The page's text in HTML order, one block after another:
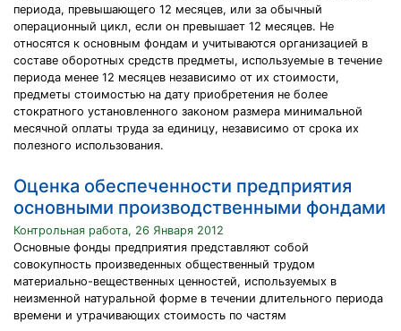
периода, превышающего 12 месяцев, или за обычный
операционный цикл, если он превышает 12 месяцев. Не
относятся к основным фондам и учитываются организацией в
составе оборотных средств предметы, используемые в течение
периода менее 12 месяцев независимо от их стоимости,
предметы стоимостью на дату приобретения не более
стократного установленного законом размера минимальной
месячной оплаты труда за единицу, независимо от срока их
полезного использования.
Оценка обеспеченности предприятия
основными производственными фондами
Контрольная работа, 26 Января 2012
Основные фонды предприятия представляют собой
совокупность произведенных общественный трудом
материально-вещественных ценностей, используемых в
неизменной натуральной форме в течении длительного периода
времени и утрачивающих стоимость по частям